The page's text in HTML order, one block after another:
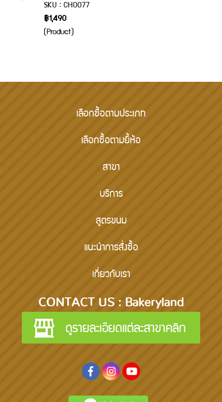
SKU : CHO077
฿1,490
(Product)
เลือกซื้อตามประเภท
เลือกซื้อตามยี้ห้อ
สาขา
บริการ
สูตรขนม
แนะนำการสั่งซื้อ
เกี่ยวกับเรา
CONTACT US : Bakeryland